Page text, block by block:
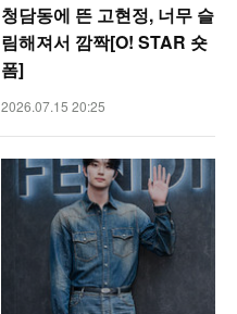
청담동에 뜬 고현정, 너무 슬
림해져서 깜짝[O! STAR 숏
폼]
2026.07.15 20:25